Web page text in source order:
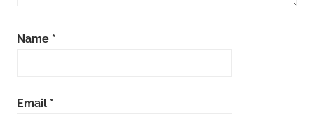
Name *
Email *